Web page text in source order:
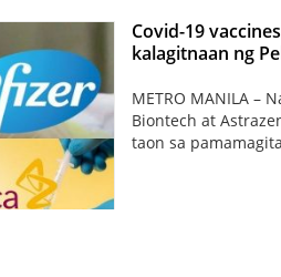
Covid-19
kalagitnaan ng
METRO MANILA –
Biontech at
taon sa